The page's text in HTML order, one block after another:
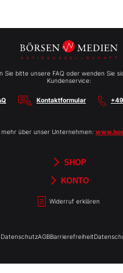
Sie bitte unsere FAQ oder wenden Sie
Kundenservice:
Kontaktformular
mehr über unser Unternehmen:
SHOP
Börsenbriefe
Aktien-Reports
HEBELTRADER
TradingDay
Newsletter
Merchandise
Gutscheine
KONTO
Widerruf erklären
DatenschutzAGBBarrierefreiheit